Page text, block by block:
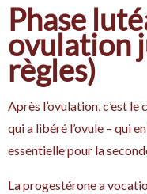
Phase
ovulation
règles)
Après l’ovulation, c’est
qui a libéré l’ovule – qui
essentielle pour la
La progestérone a